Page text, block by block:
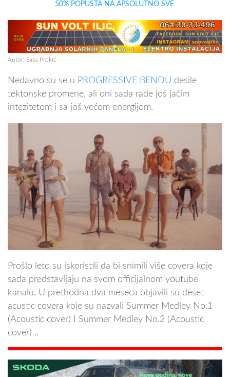
50% POPUSTA NA APSOLUTNO SVE
Autor: Saša Prokić
Nedavno su se u PROGRESSIVE BENDU desile
tektonske promene, ali oni sada rade još jačim
intezitetom i sa još većom energijom.
Prošlo leto su iskoristili da bi snimili više covera koje
sada predstavljaju na svom officijalnom youtube
kanalu. U prethodna dva meseca objavili su deset
acustic covera koje su nazvali Summer Medley No.1
(Acoustic cover) I Summer Medley No.2 (Acoustic
cover) ..